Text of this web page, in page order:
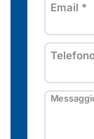
Email *